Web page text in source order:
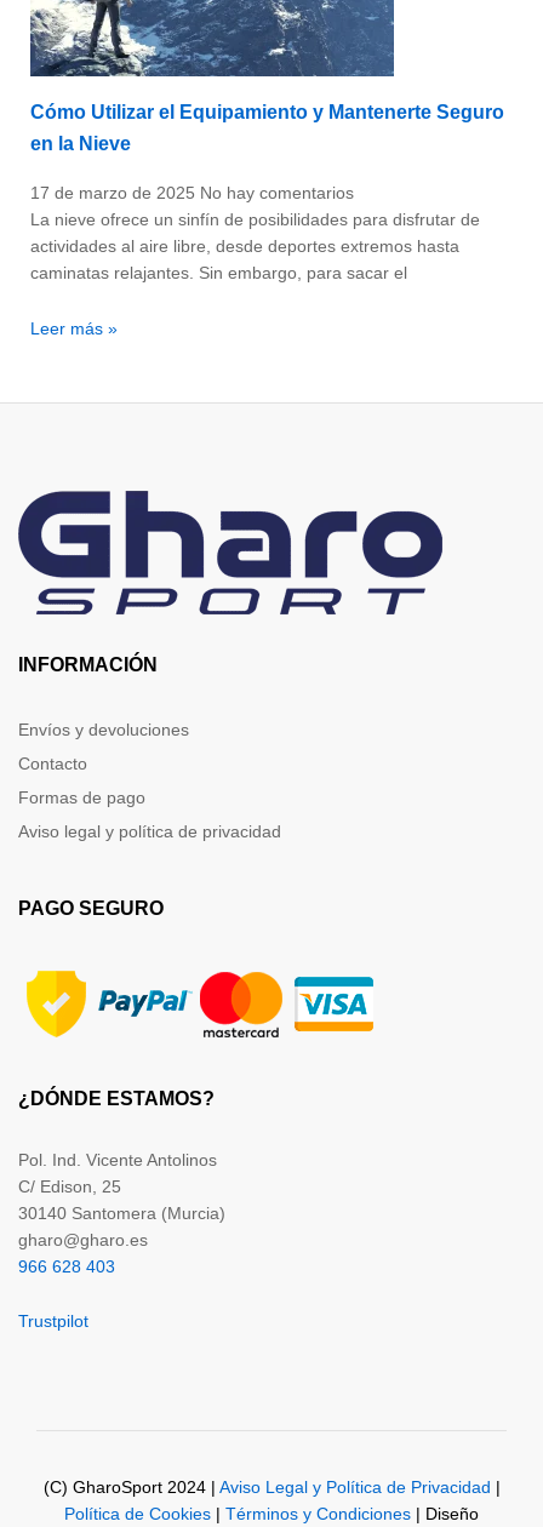
Cómo Utilizar el Equipamiento y Mantenerte Seguro
en la Nieve
17 de marzo de 2025 No hay comentarios
La nieve ofrece un sinfín de posibilidades para disfrutar de
actividades al aire libre, desde deportes extremos hasta
caminatas relajantes. Sin embargo, para sacar el
Leer más »
INFORMACIÓN
Envíos y devoluciones
Contacto
Formas de pago
Aviso legal y política de privacidad
PAGO SEGURO
¿DÓNDE ESTAMOS?
Pol. Ind. Vicente Antolinos
C/ Edison, 25
30140 Santomera (Murcia)
gharo@gharo.es
966 628 403
Trustpilot
(C) GharoSport 2024 | Aviso Legal y Política de Privacidad |
Política de Cookies | Términos y Condiciones | Diseño